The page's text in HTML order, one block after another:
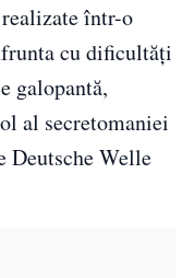
într-o
cu dificultăți
galopantă,
al secretomaniei
Welle